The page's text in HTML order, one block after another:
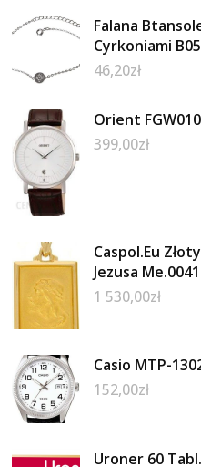
Falana
Cyrkoniami
46,20zł
Orient
399,00zł
Caspol.Eu
Jezusa
1 530,00zł
Casio MTP-
152,00zł
Uroner 60 Tabl.